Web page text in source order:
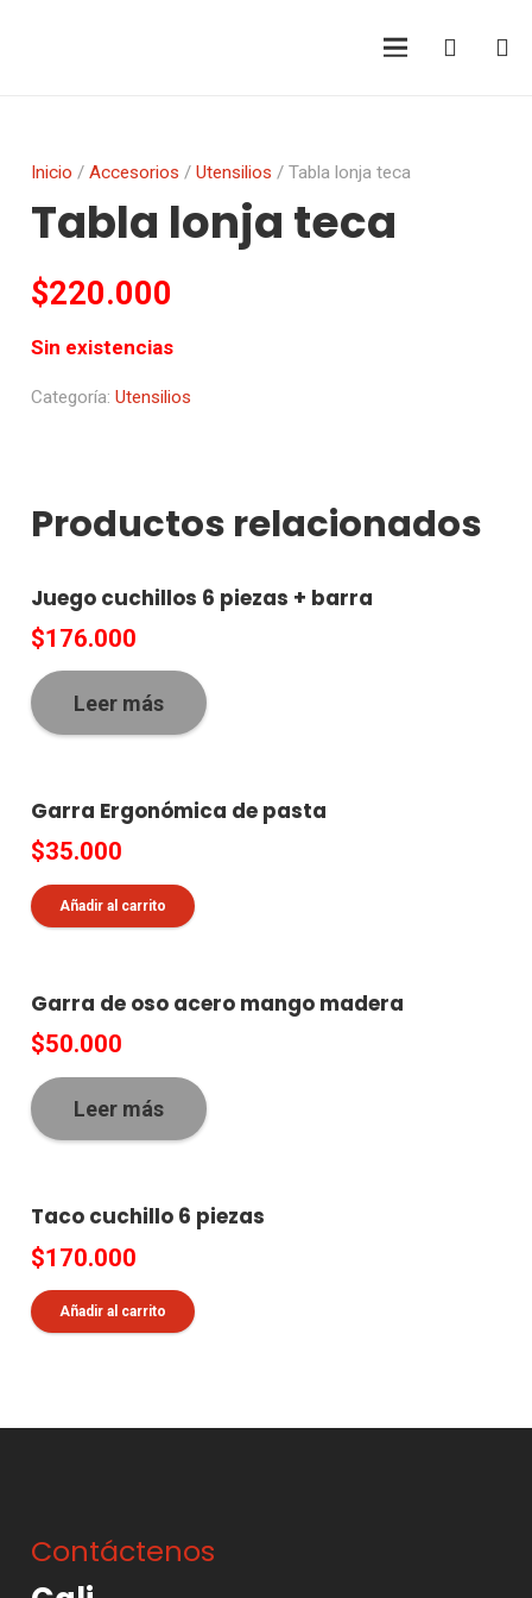
Inicio / Accesorios / Utensilios / Tabla lonja teca
Tabla lonja teca
$220.000
Sin existencias
Categoría: Utensilios
Productos relacionados
Juego cuchillos 6 piezas + barra
$176.000
Leer más
Garra Ergonómica de pasta
$35.000
Añadir al carrito
Garra de oso acero mango madera
$50.000
Leer más
Taco cuchillo 6 piezas
$170.000
Añadir al carrito
Contáctenos